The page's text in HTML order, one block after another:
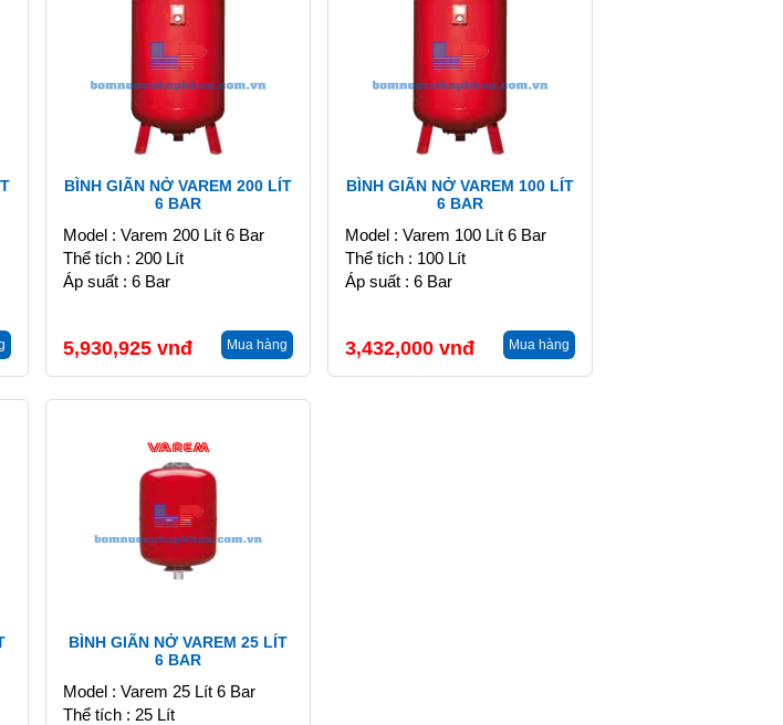
BÌNH GIÃN NỞ VAREM 200 LÍT
6 BAR
Model : Varem 200 Lít 6 Bar
Thể tích : 200 Lít
Áp suất : 6 Bar
5,930,925 vnđ Mua hàng
BÌNH GIÃN NỞ VAREM 100 LÍT
6 BAR
Model : Varem 100 Lít 6 Bar
Thể tích : 100 Lít
Áp suất : 6 Bar
3,432,000 vnđ Mua hàng
BÌNH GIÃN NỞ VAREM 25 LÍT
6 BAR
Model : Varem 25 Lít 6 Bar
Thể tích : 25 Lít